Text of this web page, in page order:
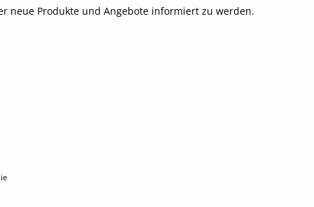
neue Produkte und Angebote informiert zu werden.